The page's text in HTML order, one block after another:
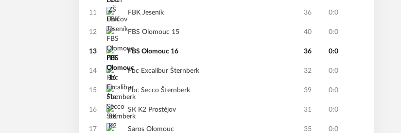
11 FBK Jeseník 36 0:0
12 FBS Olomouc 15 40 0:0
13 FBS Olomouc 16 36 0:0
14 Fbc Excalibur Šternberk 32 0:0
15 Fbc Secco Šternberk 39 0:0
16 SK K2 Prostějov 31 0:0
17 Saros Olomouc 35 0:0